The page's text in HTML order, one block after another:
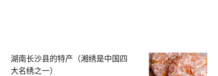
湖南长沙县的特产（湘绣是中国四
大名绣之一）